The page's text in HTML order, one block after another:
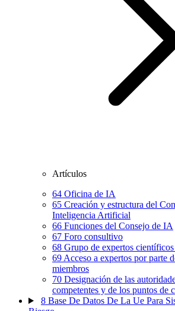
Artículos
64 Oficina de IA
65 Creación y estructura del
Inteligencia Artificial
66 Funciones del Consejo de IA
67 Foro consultivo
68 Grupo de expertos
69 Acceso a expertos por parte
miembros
70 Designación de las
competentes y de los puntos de
8 Base De Datos De La Ue Para